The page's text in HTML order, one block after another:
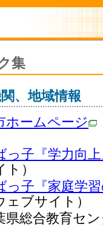
集
、地域情報
ホームページ
っ子『学力向
ト）
っ子『家庭学
ェブサイト）
県総合教育セ